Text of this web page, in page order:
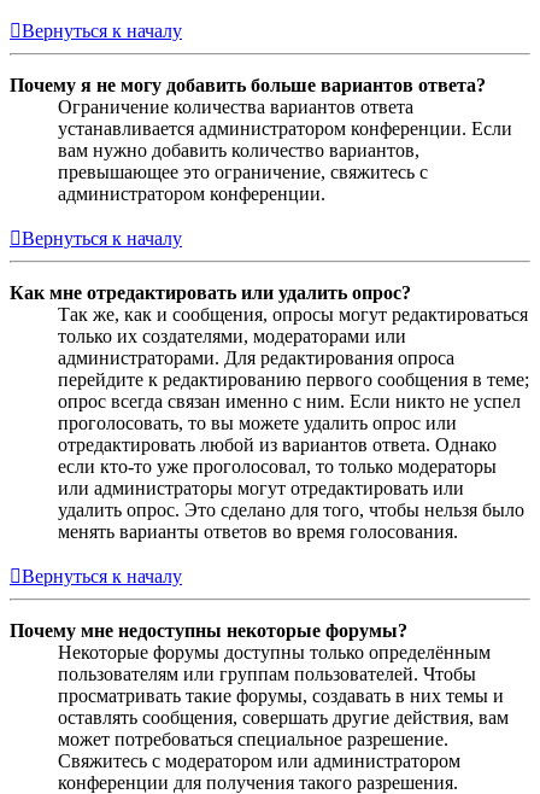
Вернуться к началу
Почему я не могу добавить больше вариантов ответа?
Ограничение количества вариантов ответа
устанавливается администратором конференции. Если
вам нужно добавить количество вариантов,
превышающее это ограничение, свяжитесь с
администратором конференции.
Вернуться к началу
Как мне отредактировать или удалить опрос?
Так же, как и сообщения, опросы могут редактироваться
только их создателями, модераторами или
администраторами. Для редактирования опроса
перейдите к редактированию первого сообщения в теме;
опрос всегда связан именно с ним. Если никто не успел
проголосовать, то вы можете удалить опрос или
отредактировать любой из вариантов ответа. Однако
если кто-то уже проголосовал, то только модераторы
или администраторы могут отредактировать или
удалить опрос. Это сделано для того, чтобы нельзя было
менять варианты ответов во время голосования.
Вернуться к началу
Почему мне недоступны некоторые форумы?
Некоторые форумы доступны только определённым
пользователям или группам пользователей. Чтобы
просматривать такие форумы, создавать в них темы и
оставлять сообщения, совершать другие действия, вам
может потребоваться специальное разрешение.
Свяжитесь с модератором или администратором
конференции для получения такого разрешения.